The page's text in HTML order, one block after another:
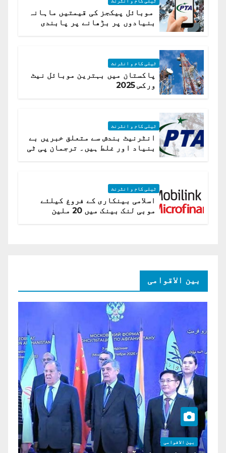
موبائل پیکجز کی قیمتیں ماہانہ
بنیادوں پر بڑھانے پر پابندی
ٹیلی کام و انٹرنٹ
پاکستان میں بہترین موبائل نیٹ
ورکس 2025
ٹیلی کام و انٹرنٹ
انٹرنیٹ بندش سے متعلق خبریں بے
بنیاد اور غلط ہیں۔ ترجمان پی ٹی
ٹیلی کام و انٹرنٹ
اسلامی بینکاری کے فروغ کیلئے
موبی لنک بینک میں 20 ملین
بین الاقوامی
بین الاقوامی